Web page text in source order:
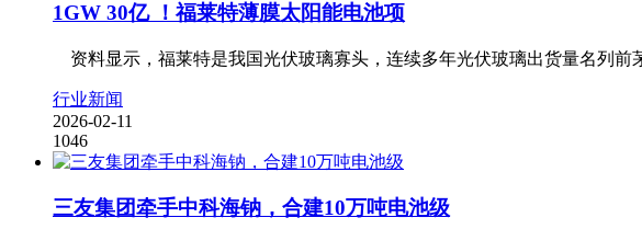
1GW 30亿 ！福莱特薄膜太阳能电池项
资料显示，福莱特是我国光伏玻璃寡头，连续多年光伏玻璃出货量名列前
行业新闻
2026-02-11
1046
三友集团牵手中科海钠，合建10万吨电池级